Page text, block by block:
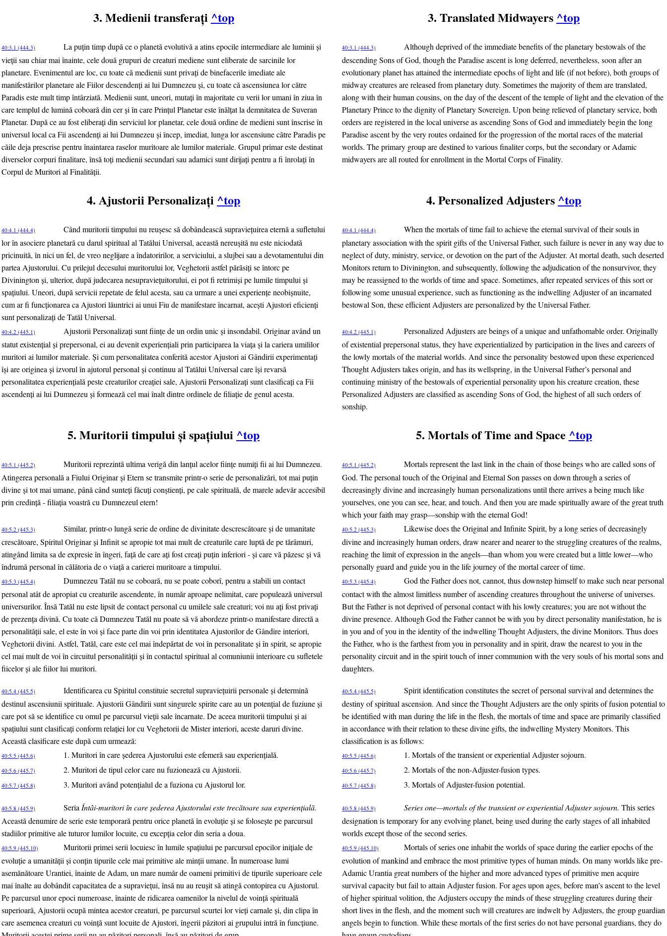
3. Medienii transferaţi ^top 3. Translated Midwayers ^top
40:3.1 (444.3)
La puţin timp după ce o planetă evolutivă a atins epocile intermediare ale luminii şi
vieţii sau chiar mai înainte, cele două grupuri de creaturi mediene sunt eliberate de sarcinile lor
planetare. Evenimentul are loc, cu toate că medienii sunt privaţi de binefacerile imediate ale
manifestărilor planetare ale Fiilor descendenţi ai lui Dumnezeu şi, cu toate că ascensiunea lor către
Paradis este mult timp întârziată. Medienii sunt, uneori, mutaţi în majoritate cu verii lor umani în ziua în
care templul de lumină coboară din cer şi în care Prinţul Planetar este înălţat la demnitatea de Suveran
Planetar. După ce au fost eliberaţi din serviciul lor planetar, cele două ordine de medieni sunt înscrise în
universul local ca Fii ascendenţi ai lui Dumnezeu şi încep, imediat, lunga lor ascensiune către Paradis pe
căile deja prescrise pentru înaintarea raselor muritoare ale lumilor materiale. Grupul primar este destinat
diverselor corpuri finalitare, însă toţi medienii secundari sau adamici sunt dirijaţi pentru a fi înrolaţi în
Corpul de Muritori al Finalităţii.
40:3.1 (444.3)
Although deprived of the immediate benefits of the planetary bestowals of the
descending Sons of God, though the Paradise ascent is long deferred, nevertheless, soon after an
evolutionary planet has attained the intermediate epochs of light and life (if not before), both groups of
midway creatures are released from planetary duty. Sometimes the majority of them are translated,
along with their human cousins, on the day of the descent of the temple of light and the elevation of the
Planetary Prince to the dignity of Planetary Sovereign. Upon being relieved of planetary service, both
orders are registered in the local universe as ascending Sons of God and immediately begin the long
Paradise ascent by the very routes ordained for the progression of the mortal races of the material
worlds. The primary group are destined to various finaliter corps, but the secondary or Adamic
midwayers are all routed for enrollment in the Mortal Corps of Finality.
4. Ajustorii Personalizaţi ^top 4. Personalized Adjusters ^top
40:4.1 (444.4)
Când muritorii timpului nu reuşesc să dobândească supravieţuirea eternă a sufletului
lor în asociere planetară cu darul spiritual al Tatălui Universal, această nereuşită nu este niciodată
pricinuită, în nici un fel, de vreo neglijare a îndatoririlor, a serviciului, a slujbei sau a devotamentului din
partea Ajustorului. Cu prilejul decesului muritorului lor, Veghetorii astfel părăsiţi se întorc pe
Divinington şi, ulterior, după judecarea nesupravieţuitorului, ei pot fi retrimişi pe lumile timpului şi
spaţiului. Uneori, după servicii repetate de felul acesta, sau ca urmare a unei experienţe neobişnuite,
cum ar fi funcţionarea ca Ajustori lăuntrici ai unui Fiu de manifestare încarnat, aceşti Ajustori eficienţi
sunt personalizaţi de Tatăl Universal.
40:4.1 (444.4)
When the mortals of time fail to achieve the eternal survival of their souls in
planetary association with the spirit gifts of the Universal Father, such failure is never in any way due to
neglect of duty, ministry, service, or devotion on the part of the Adjuster. At mortal death, such deserted
Monitors return to Divinington, and subsequently, following the adjudication of the nonsurvivor, they
may be reassigned to the worlds of time and space. Sometimes, after repeated services of this sort or
following some unusual experience, such as functioning as the indwelling Adjuster of an incarnated
bestowal Son, these efficient Adjusters are personalized by the Universal Father.
40:4.2 (445.1)
Ajustorii Personalizaţi sunt fiinţe de un ordin unic şi insondabil. Originar având un
statut existenţial şi prepersonal, ei au devenit experienţiali prin participarea la viaţa şi la cariera umililor
muritori ai lumilor materiale. Şi cum personalitatea conferită acestor Ajustori ai Gândirii experimentaţi
îşi are originea şi izvorul în ajutorul personal şi continuu al Tatălui Universal care îşi revarsă
personalitatea experienţială peste creaturilor creaţiei sale, Ajustorii Personalizaţi sunt clasificaţi ca Fii
ascendenţi ai lui Dumnezeu şi formează cel mai înalt dintre ordinele de filiaţie de genul acesta.
40:4.2 (445.1)
Personalized Adjusters are beings of a unique and unfathomable order. Originally
of existential prepersonal status, they have experientialized by participation in the lives and careers of
the lowly mortals of the material worlds. And since the personality bestowed upon these experienced
Thought Adjusters takes origin, and has its wellspring, in the Universal Father’s personal and
continuing ministry of the bestowals of experiential personality upon his creature creation, these
Personalized Adjusters are classified as ascending Sons of God, the highest of all such orders of
sonship.
5. Muritorii timpului şi spaţiului ^top 5. Mortals of Time and Space ^top
40:5.1 (445.2)
Muritorii reprezintă ultima verigă din lanţul acelor fiinţe numiţi fii ai lui Dumnezeu.
Atingerea personală a Fiului Originar şi Etern se transmite printr-o serie de personalizări, tot mai puţin
divine şi tot mai umane, până când sunteţi făcuţi conştienţi, pe cale spirituală, de marele adevăr accesibil
prin credinţă - filiaţia voastră cu Dumnezeul etern!
40:5.1 (445.2)
Mortals represent the last link in the chain of those beings who are called sons of
God. The personal touch of the Original and Eternal Son passes on down through a series of
decreasingly divine and increasingly human personalizations until there arrives a being much like
yourselves, one you can see, hear, and touch. And then you are made spiritually aware of the great truth
which your faith may grasp—sonship with the eternal God!
40:5.2 (445.3)
Similar, printr-o lungă serie de ordine de divinitate descrescătoare şi de umanitate
crescătoare, Spiritul Originar şi Infinit se apropie tot mai mult de creaturile care luptă de pe tărâmuri,
atingând limita sa de expresie în îngeri, faţă de care aţi fost creaţi puţin inferiori - şi care vă păzesc şi vă
îndrumă personal în călătoria de o viaţă a carierei muritoare a timpului.
40:5.2 (445.3)
Likewise does the Original and Infinite Spirit, by a long series of decreasingly
divine and increasingly human orders, draw nearer and nearer to the struggling creatures of the realms,
reaching the limit of expression in the angels—than whom you were created but a little lower—who
personally guard and guide you in the life journey of the mortal career of time.
40:5.3 (445.4)
Dumnezeu Tatăl nu se coboară, nu se poate coborî, pentru a stabili un contact
personal atât de apropiat cu creaturile ascendente, în număr aproape nelimitat, care populează universul
universurilor. Însă Tatăl nu este lipsit de contact personal cu umilele sale creaturi; voi nu aţi fost privaţi
de prezenţa divină. Cu toate că Dumnezeu Tatăl nu poate să vă abordeze printr-o manifestare directă a
personalităţii sale, el este în voi şi face parte din voi prin identitatea Ajustorilor de Gândire interiori,
Veghetorii divini. Astfel, Tatăl, care este cel mai îndepărtat de voi în personalitate şi în spirit, se apropie
cel mai mult de voi în circuitul personalităţii şi în contactul spiritual al comuniunii interioare cu sufletele
fiicelor şi ale fiilor lui muritori.
40:5.3 (445.4)
God the Father does not, cannot, thus downstep himself to make such near personal
contact with the almost limitless number of ascending creatures throughout the universe of universes.
But the Father is not deprived of personal contact with his lowly creatures; you are not without the
divine presence. Although God the Father cannot be with you by direct personality manifestation, he is
in you and of you in the identity of the indwelling Thought Adjusters, the divine Monitors. Thus does
the Father, who is the farthest from you in personality and in spirit, draw the nearest to you in the
personality circuit and in the spirit touch of inner communion with the very souls of his mortal sons and
daughters.
40:5.4 (445.5)
Identificarea cu Spiritul constituie secretul supravieţuirii personale şi determină
destinul ascensiunii spirituale. Ajustorii Gândirii sunt singurele spirite care au un potenţial de fuziune şi
care pot să se identifice cu omul pe parcursul vieţii sale încarnate. De aceea muritorii timpului şi ai
spaţiului sunt clasificaţi conform relaţiei lor cu Veghetorii de Mister interiori, aceste daruri divine.
Această clasificare este după cum urmează:
40:5.4 (445.5)
Spirit identification constitutes the secret of personal survival and determines the
destiny of spiritual ascension. And since the Thought Adjusters are the only spirits of fusion potential to
be identified with man during the life in the flesh, the mortals of time and space are primarily classified
in accordance with their relation to these divine gifts, the indwelling Mystery Monitors. This
classification is as follows:
40:5.5 (445.6) 1. Muritori în care şederea Ajustorului este efemeră sau experienţială. 40:5.5 (445.6) 1. Mortals of the transient or experiential Adjuster sojourn.
40:5.6 (445.7) 2. Muritori de tipul celor care nu fuzionează cu Ajustorii. 40:5.6 (445.7) 2. Mortals of the non-Adjuster-fusion types.
40:5.7 (445.8) 3. Muritori având potenţialul de a fuziona cu Ajustorul lor. 40:5.7 (445.8) 3. Mortals of Adjuster-fusion potential.
40:5.8 (445.9) Seria Întâi-muritori în care şederea Ajustorului este trecătoare sau experienţială.
Această denumire de serie este temporară pentru orice planetă în evoluţie şi se foloseşte pe parcursul
stadiilor primitive ale tuturor lumilor locuite, cu excepţia celor din seria a doua.
40:5.8 (445.9) Series one—mortals of the transient or experiential Adjuster sojourn. This series
designation is temporary for any evolving planet, being used during the early stages of all inhabited
worlds except those of the second series.
40:5.9 (445.10)
Muritorii primei serii locuiesc în lumile spaţiului pe parcursul epocilor iniţiale de
evoluţie a umanităţii şi conţin tipurile cele mai primitive ale minţii umane. În numeroase lumi
asemănătoare Urantiei, înainte de Adam, un mare număr de oameni primitivi de tipurile superioare cele
mai înalte au dobândit capacitatea de a supravieţui, însă nu au reuşit să atingă contopirea cu Ajustorul.
Pe parcursul unor epoci numeroase, înainte de ridicarea oamenilor la nivelul de voinţă spirituală
superioară, Ajustorii ocupă mintea acestor creaturi, pe parcursul scurtei lor vieţi carnale şi, din clipa în
care asemenea creaturi cu voinţă sunt locuite de Ajustori, îngerii păzitori ai grupului intră în funcţiune.
40:5.9 (445.10)
Mortals of series one inhabit the worlds of space during the earlier epochs of the
evolution of mankind and embrace the most primitive types of human minds. On many worlds like pre-
Adamic Urantia great numbers of the higher and more advanced types of primitive men acquire
survival capacity but fail to attain Adjuster fusion. For ages upon ages, before man’s ascent to the level
of higher spiritual volition, the Adjusters occupy the minds of these struggling creatures during their
short lives in the flesh, and the moment such will creatures are indwelt by Adjusters, the group guardian
angels begin to function. While these mortals of the first series do not have personal guardians, they do